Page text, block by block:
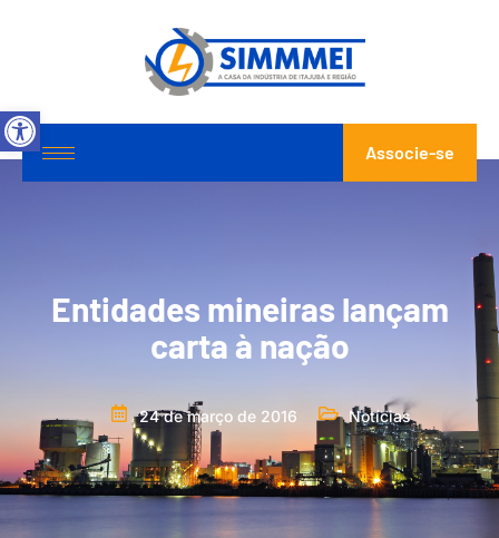
Abrir a barra de ferramentas
Associe-se
Entidades mineiras lançam
carta à nação
24 de março de 2016 Notícias